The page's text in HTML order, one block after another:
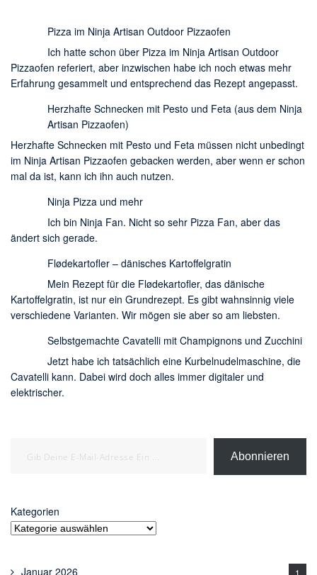
Pizza im Ninja Artisan Outdoor Pizzaofen
Ich hatte schon über Pizza im Ninja Artisan Outdoor
Pizzaofen referiert, aber inzwischen habe ich noch etwas mehr
Erfahrung gesammelt und entsprechend das Rezept angepasst.
Herzhafte Schnecken mit Pesto und Feta (aus dem Ninja
Artisan Pizzaofen)
Herzhafte Schnecken mit Pesto und Feta müssen nicht unbedingt
im Ninja Artisan Pizzaofen gebacken werden, aber wenn er schon
mal da ist, kann ich ihn auch nutzen.
Ninja Pizza und mehr
Ich bin Ninja Fan. Nicht so sehr Pizza Fan, aber das
ändert sich gerade.
Flødekartofler – dänisches Kartoffelgratin
Mein Rezept für die Flødekartofler, das dänische
Kartoffelgratin, ist nur ein Grundrezept. Es gibt wahnsinnig viele
verschiedene Varianten. Wir mögen sie aber so am liebsten.
Selbstgemachte Cavatelli mit Champignons und Zucchini
Jetzt habe ich tatsächlich eine Kurbelnudelmaschine, die
Cavatelli kann. Dabei wird doch alles immer digitaler und
elektrischer.
Abonnieren
Kategorien
Januar 2026 1